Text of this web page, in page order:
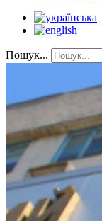
Пошук...